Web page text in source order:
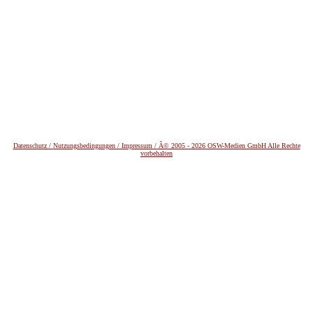
Datenschutz / Nutzungsbedingungen / Impressum / Â© 2005 - 2026 OSW-Medien GmbH Alle Rechte
vorbehalten